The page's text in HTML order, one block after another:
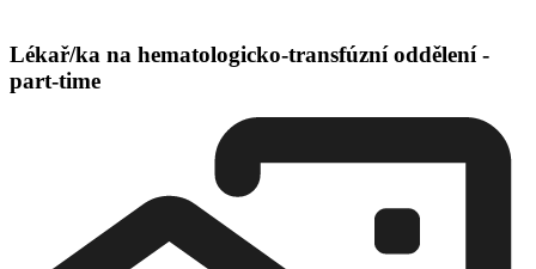
Lékař/ka na hematologicko-transfúzní oddělení -
part-time